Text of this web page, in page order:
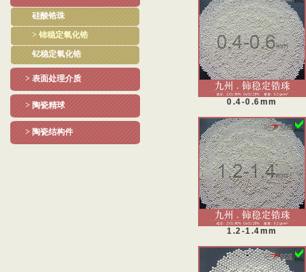
硅酸锆珠
> 铈稳定氧化锆
钇稳定氧化锆
> 表面处理介质
> 陶瓷精球
> 陶瓷结构件
0.4-0.6mm
1.2-1.4mm